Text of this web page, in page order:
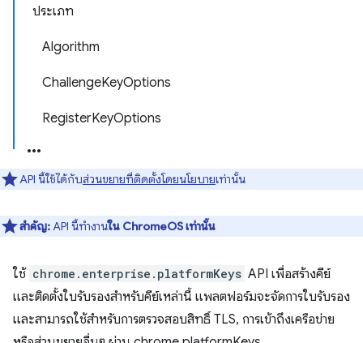
ประเภท
Algorithm
ChallengeKeyOptions
RegisterKeyOptions
API นี้ใช้ได้กับส่วนขยายที่ติดตั้งโดยนโยบายเท่านั้น
สำคัญ:API นี้ทำงานใน ChromeOS เท่านั้น
ใช้ chrome.enterprise.platformKeys API เพื่อสร้างคีย์
และติดตั้งใบรับรองสำหรับคีย์เหล่านี้ แพลตฟอร์มจะจัดการใบรับรอง
และสามารถใช้สำหรับการตรวจสอบสิทธิ์ TLS, การเข้าถึงเครือข่าย